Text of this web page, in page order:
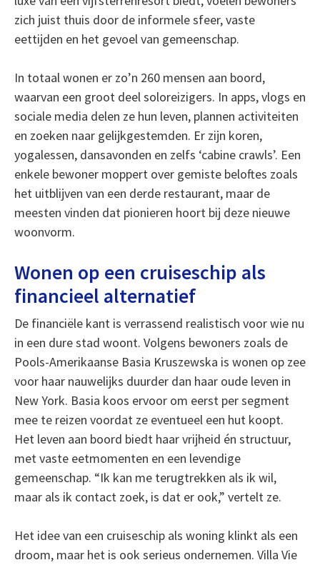
zich juist thuis door de informele sfeer, vaste
eettijden en het gevoel van gemeenschap.
In totaal wonen er zo’n 260 mensen aan boord,
waarvan een groot deel soloreizigers. In apps, vlogs en
sociale media delen ze hun leven, plannen activiteiten
en zoeken naar gelijkgestemden. Er zijn koren,
yogalessen, dansavonden en zelfs ‘cabine crawls’. Een
enkele bewoner moppert over gemiste beloftes zoals
het uitblijven van een derde restaurant, maar de
meesten vinden dat pionieren hoort bij deze nieuwe
woonvorm.
Wonen op een cruiseschip als
financieel alternatief
De financiële kant is verrassend realistisch voor wie nu
in een dure stad woont. Volgens bewoners zoals de
Pools-Amerikaanse Basia Kruszewska is wonen op zee
voor haar nauwelijks duurder dan haar oude leven in
New York. Basia koos ervoor om eerst per segment
mee te reizen voordat ze eventueel een hut koopt.
Het leven aan boord biedt haar vrijheid én structuur,
met vaste eetmomenten en een levendige
gemeenschap. “Ik kan me terugtrekken als ik wil,
maar als ik contact zoek, is dat er ook,” vertelt ze.
Het idee van een cruiseschip als woning klinkt als een
droom, maar het is ook serieus ondernemen. Villa Vie